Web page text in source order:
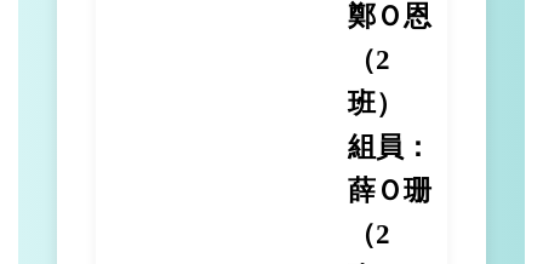
鄭Ｏ恩
（2
班）
組員：
薛Ｏ珊
（2